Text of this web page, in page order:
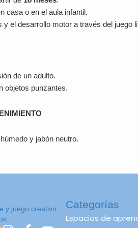
casa o en el aula infantil.
y el desarrollo motor a través del juego
de un adulto.
objetos punzantes.
y jabón neutro.
y juego creativo
Categorías
Espacios de